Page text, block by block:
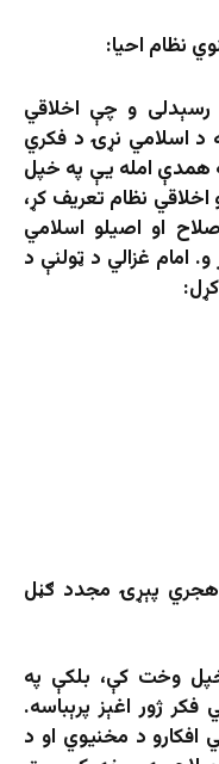
نظام احیا:
رسېدلی و چې اخلاقي
د اسلامي نړۍ د فکري
همدې امله یې په خپل
نظام تعریف کړ،
او اصیلو اسلامي
و. امام غزالي د ټولنې د
هجري پېړۍ مجدد ګڼل
خپل وخت کې، بلکې په
ژور اغېز پرېباسه.
افکارو د مخنیوي او د